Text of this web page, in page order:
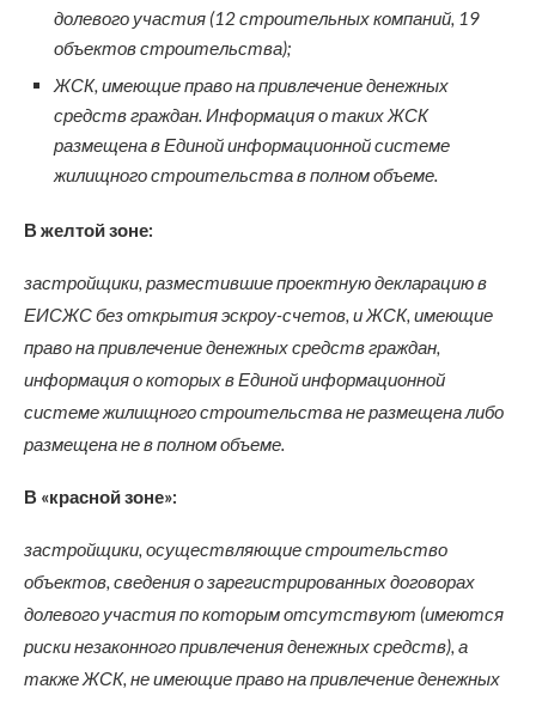
долевого участия (12 строительных компаний, 19
объектов строительства);
ЖСК, имеющие право на привлечение денежных
средств граждан. Информация о таких ЖСК
размещена в Единой информационной системе
жилищного строительства в полном объеме.
В желтой зоне:
застройщики, разместившие проектную декларацию в
ЕИСЖС без открытия эскроу-счетов, и ЖСК, имеющие
право на привлечение денежных средств граждан,
информация о которых в Единой информационной
системе жилищного строительства не размещена либо
размещена не в полном объеме.
В «красной зоне»:
застройщики, осуществляющие строительство
объектов, сведения о зарегистрированных договорах
долевого участия по которым отсутствуют (имеются
риски незаконного привлечения денежных средств), а
также ЖСК, не имеющие право на привлечение денежных